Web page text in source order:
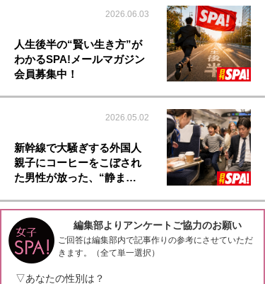
2026.06.03
人生後半の“賢い生き方”が
わかるSPA!メールマガジン
会員募集中！
2026.05.02
新幹線で大騒ぎする外国人
親子にコーヒーをこぼされ
た男性が放った、“静ま…